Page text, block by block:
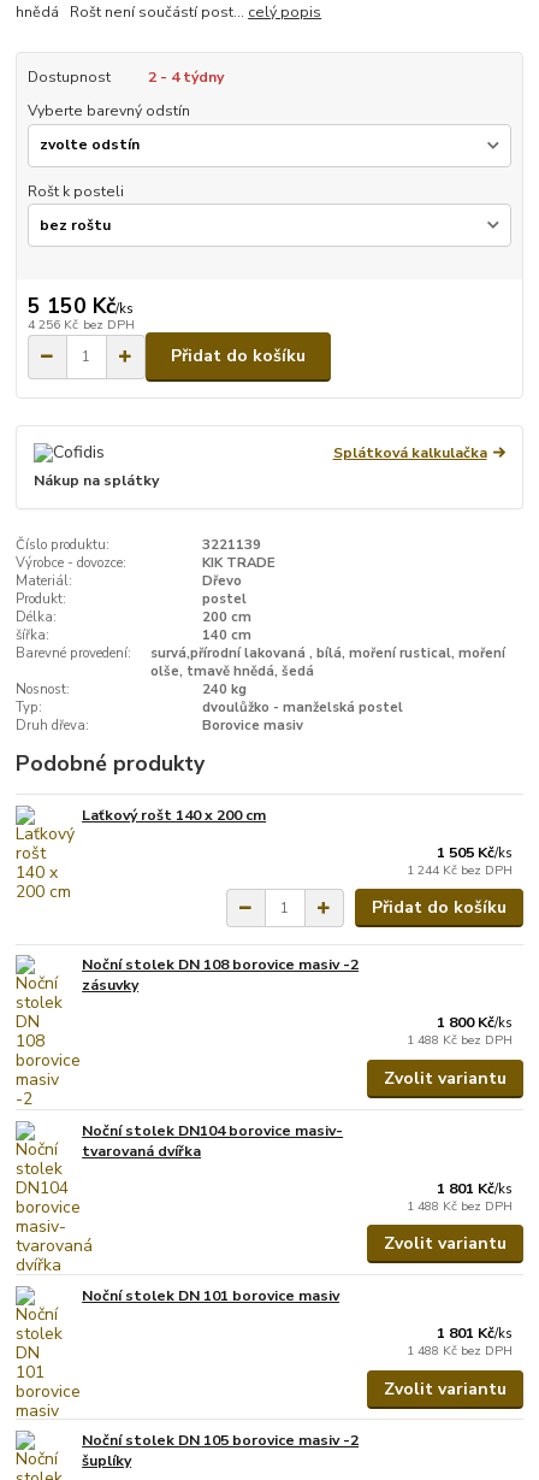
hnědá Rošt není součástí post... celý popis
Dostupnost
2 - 4 týdny
Vyberte barevný odstín
Rošt k posteli
5 150 Kč/ks
4 256 Kč bez DPH
Přidat do košíku
Splátková kalkulačka
Nákup na splátky
Číslo produktu:
3221139
Výrobce - dovozce:
KIK TRADE
Materiál:
Dřevo
Produkt:
postel
Délka:
200 cm
šířka:
140 cm
Barevné provedení:
survá,přírodní lakovaná , bílá, moření rustical, moření
olše, tmavě hnědá, šedá
Nosnost:
240 kg
Typ:
dvoulůžko - manželská postel
Druh dřeva:
Borovice masiv
Podobné produkty
Laťkový rošt 140 x 200 cm
1 505 Kč/ks
1 244 Kč bez DPH
Přidat do košíku
Noční stolek DN 108 borovice masiv -2
zásuvky
1 800 Kč/ks
1 488 Kč bez DPH
Zvolit variantu
Noční stolek DN104 borovice masiv-
tvarovaná dvířka
1 801 Kč/ks
1 488 Kč bez DPH
Zvolit variantu
Noční stolek DN 101 borovice masiv
1 801 Kč/ks
1 488 Kč bez DPH
Zvolit variantu
Noční stolek DN 105 borovice masiv -2
šuplíky